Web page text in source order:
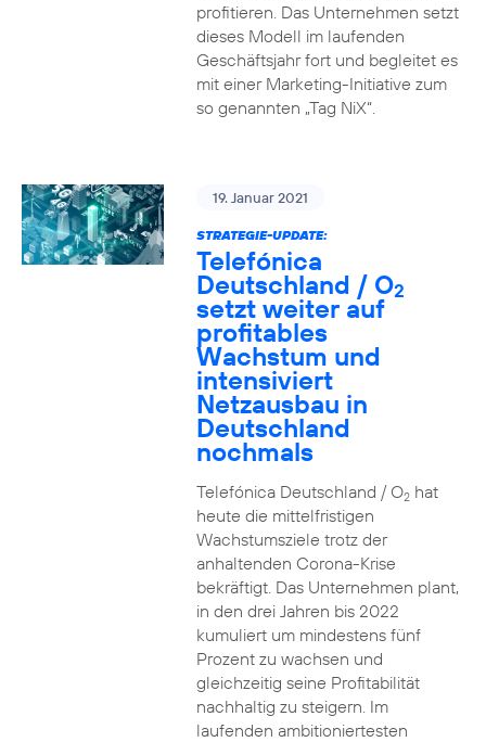
profitieren. Das Unternehmen setzt
dieses Modell im laufenden
Geschäftsjahr fort und begleitet es
mit einer Marketing-Initiative zum
so genannten „Tag NiX“.
19. Januar 2021
STRATEGIE-UPDATE:
Telefónica
Deutschland / O2
setzt weiter auf
profitables
Wachstum und
intensiviert
Netzausbau in
Deutschland
nochmals
Telefónica Deutschland / O2hat
heute die mittelfristigen
Wachstumsziele trotz der
anhaltenden Corona-Krise
bekräftigt. Das Unternehmen plant,
in den drei Jahren bis 2022
kumuliert um mindestens fünf
Prozent zu wachsen und
gleichzeitig seine Profitabilität
nachhaltig zu steigern. Im
laufenden ambitioniertesten